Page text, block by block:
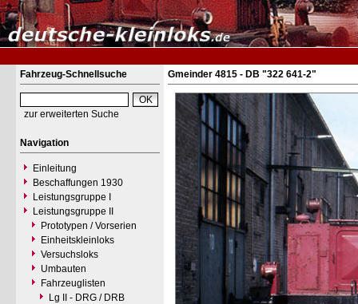
Fahrzeug-Schnellsuche
zur erweiterten Suche
Navigation
Einleitung
Beschaffungen 1930
Leistungsgruppe I
Leistungsgruppe II
Prototypen / Vorserien
Einheitskleinloks
Versuchsloks
Umbauten
Fahrzeuglisten
Lg II - DRG / DRB
Gmeinder 4815 - DB "322 641-2"